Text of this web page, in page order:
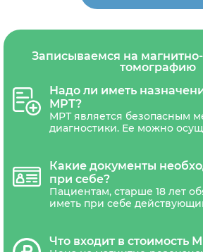
Записываемся на
томографию
Надо ли иметь
МРТ?
МРТ является безопасным
диагностики. Ее можно
Направления на МРТ может
только беременным
Какие документы
при себе?
Пациентам, старше 18 лет
иметь при себе
должны сопровождаться
Что входит в стоимость